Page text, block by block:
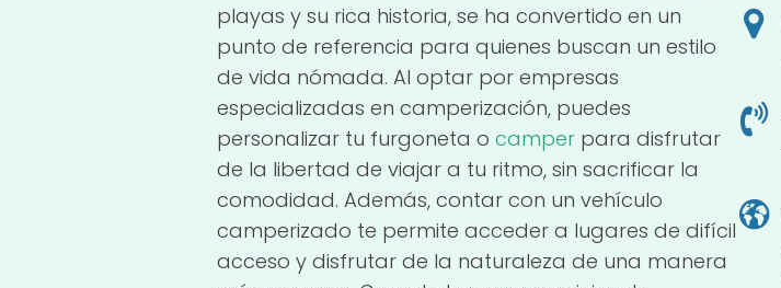
playas y su rica historia, se ha convertido en un
punto de referencia para quienes buscan un estilo
de vida nómada. Al optar por empresas
especializadas en camperización, puedes
personalizar tu furgoneta o camper para disfrutar
de la libertad de viajar a tu ritmo, sin sacrificar la
comodidad. Además, contar con un vehículo
camperizado te permite acceder a lugares de difícil
acceso y disfrutar de la naturaleza de una manera